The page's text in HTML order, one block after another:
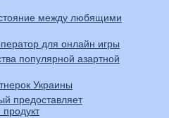
между любящими
для онлайн игры
популярной азартной
Украины
предоставляет